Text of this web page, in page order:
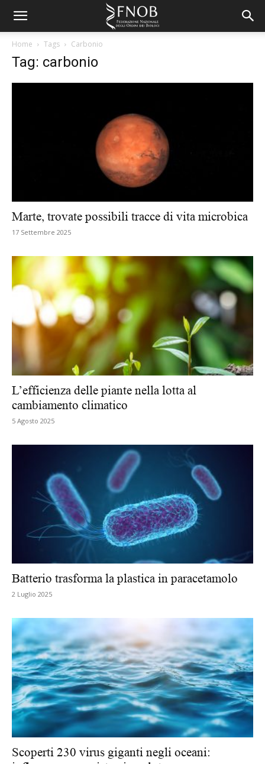
Home Tags Carbonio
Tag: carbonio
Marte, trovate possibili tracce di vita microbica
17 Settembre 2025
L’efficienza delle piante nella lotta al
cambiamento climatico
5 Agosto 2025
Batterio trasforma la plastica in paracetamolo
2 Luglio 2025
Scoperti 230 virus giganti negli oceani: